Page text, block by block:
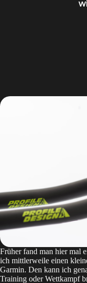
Früher fand man hier mal
ich mittlerweile einen
Garmin. Den kann ich
Training oder Wettkampf